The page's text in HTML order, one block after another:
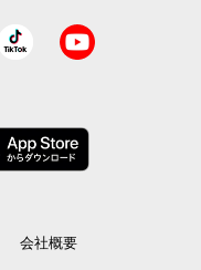
会社概要